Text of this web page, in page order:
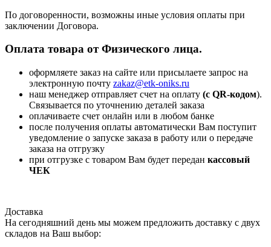
По договоренности, возможны иные условия оплаты при
заключении Договора.
Оплата товара от Физического лица.
оформляете заказ на сайте или присылаете запрос на
электронную почту zakaz@etk-oniks.ru
наш менеджер отправляет счет на оплату (с QR-кодом).
Связывается по уточнению деталей заказа
оплачиваете счет онлайн или в любом банке
после получения оплаты автоматически Вам поступит
уведомление о запуске заказа в работу или о передаче
заказа на отгрузку
при отгрузке с товаром Вам будет передан кассовый
ЧЕК
Доставка
На сегодняшний день мы можем предложить доставку с двух
складов на Ваш выбор: